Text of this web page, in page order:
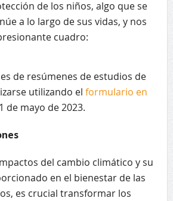
de los niños, algo que se
a lo largo de sus vidas, y nos
cuadro:
de resúmenes de estudios de
utilizando el formulario en
de mayo de 2023.
del cambio climático y su
en el bienestar de las
es crucial transformar los